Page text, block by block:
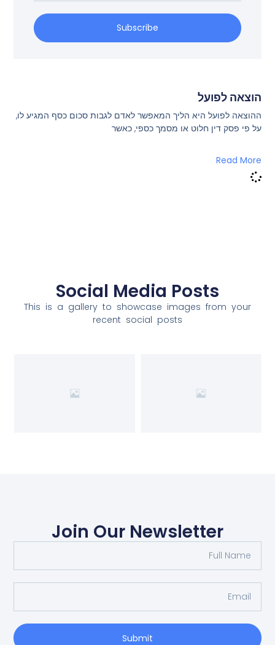
Subscribe
הוצאה לפועל
ההוצאה לפועל היא הליך המאפשר לאדם לגבות סכום כסף המגיע לו,
על פי פסק דין חלוט או מסמך כספי, כאשר
Read More
Social Media Posts
This is a gallery to showcase images from your
recent social posts
Join Our Newsletter
Submit